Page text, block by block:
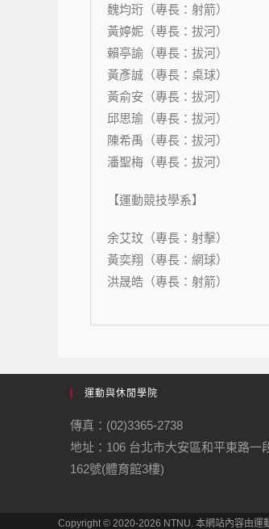
魏均珩（專長：射箭）
黃婷妮（專長：拔河）
賴亭諭（專長：拔河）
黃彥誠（專長：桌球）
黃俞安（專長：拔河）
邱思瑜（專長：拔河）
陳希禹（專長：拔河）
潘聖梅（專長：拔河）
【運動競技學系】
余艾玟（專長：射擊）
黃奕翔（專長：網球）
洪晟皓（專長：射箭）
運動與休閒學院
傳真：(02)3365-2738
地址：106 台北市大安區和平東路一
162號(體育館3樓)
Copyright © 2020-2026 NTNU. 本網站內容由運